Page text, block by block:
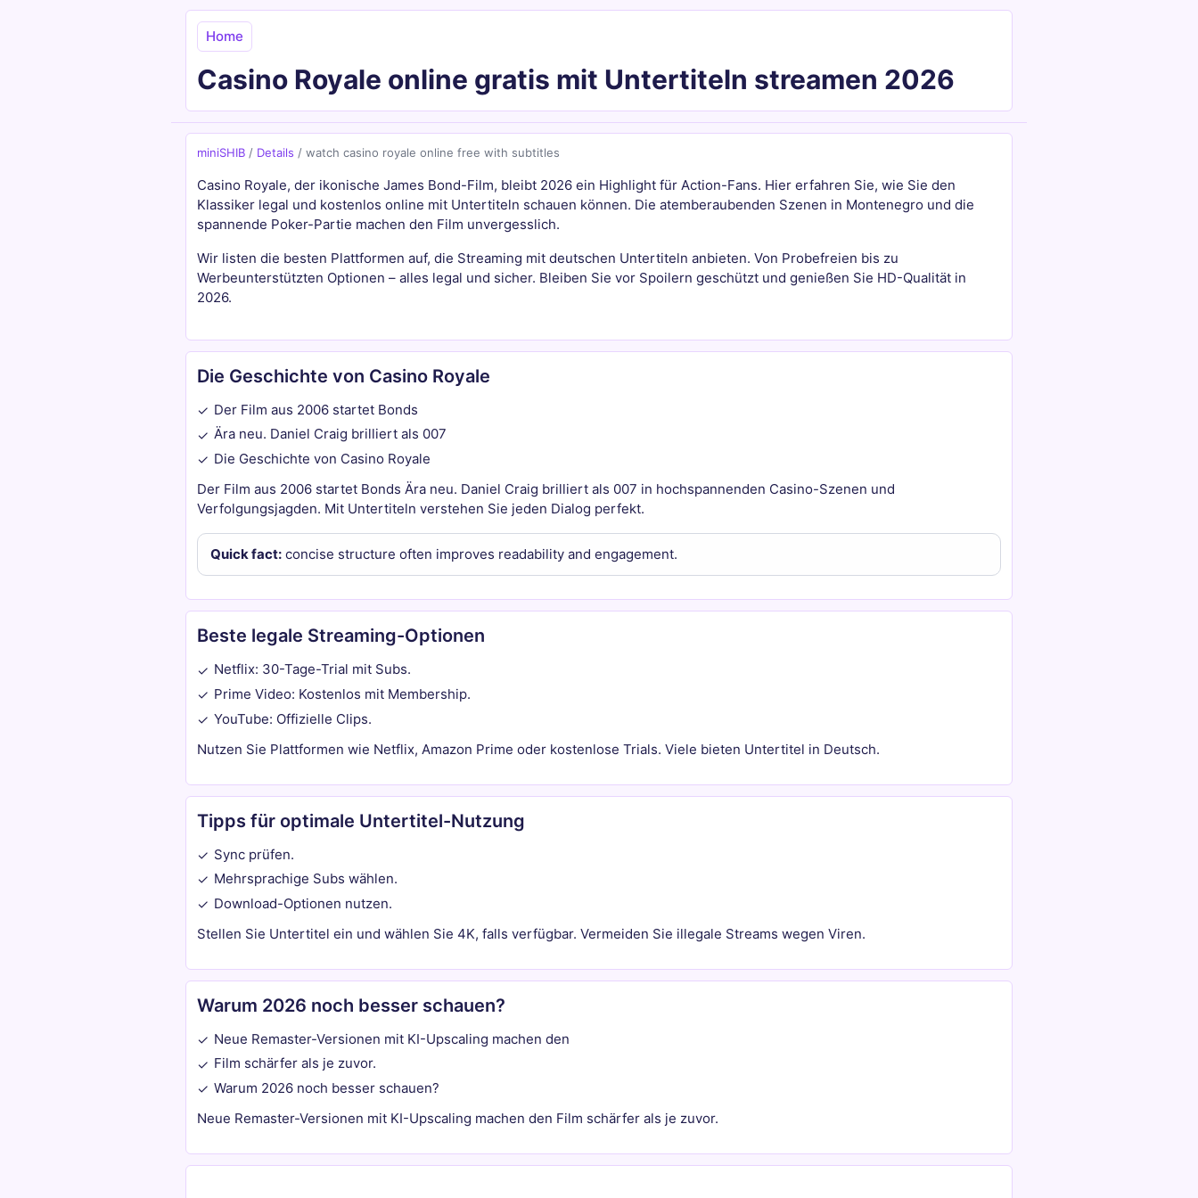
Home
Casino Royale online gratis mit Untertiteln streamen 2026
miniSHIB / Details / watch casino royale online free with subtitles
Casino Royale, der ikonische James Bond-Film, bleibt 2026 ein Highlight für Action-Fans. Hier erfahren Sie, wie Sie den
Klassiker legal und kostenlos online mit Untertiteln schauen können. Die atemberaubenden Szenen in Montenegro und die
spannende Poker-Partie machen den Film unvergesslich.
Wir listen die besten Plattformen auf, die Streaming mit deutschen Untertiteln anbieten. Von Probefreien bis zu
Werbeunterstützten Optionen – alles legal und sicher. Bleiben Sie vor Spoilern geschützt und genießen Sie HD-Qualität in
2026.
Die Geschichte von Casino Royale
✓ Der Film aus 2006 startet Bonds
✓ Ära neu. Daniel Craig brilliert als 007
✓ Die Geschichte von Casino Royale
Der Film aus 2006 startet Bonds Ära neu. Daniel Craig brilliert als 007 in hochspannenden Casino-Szenen und
Verfolgungsjagden. Mit Untertiteln verstehen Sie jeden Dialog perfekt.
Quick fact: concise structure often improves readability and engagement.
Beste legale Streaming-Optionen
✓ Netflix: 30-Tage-Trial mit Subs.
✓ Prime Video: Kostenlos mit Membership.
✓ YouTube: Offizielle Clips.
Nutzen Sie Plattformen wie Netflix, Amazon Prime oder kostenlose Trials. Viele bieten Untertitel in Deutsch.
Tipps für optimale Untertitel-Nutzung
✓ Sync prüfen.
✓ Mehrsprachige Subs wählen.
✓ Download-Optionen nutzen.
Stellen Sie Untertitel ein und wählen Sie 4K, falls verfügbar. Vermeiden Sie illegale Streams wegen Viren.
Warum 2026 noch besser schauen?
✓ Neue Remaster-Versionen mit KI-Upscaling machen den
✓ Film schärfer als je zuvor.
✓ Warum 2026 noch besser schauen?
Neue Remaster-Versionen mit KI-Upscaling machen den Film schärfer als je zuvor.